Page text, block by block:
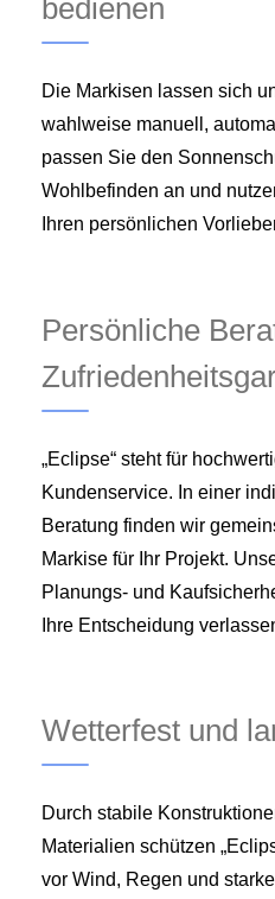
bedienen
Die Markisen lassen sich
wahlweise manuell,
passen Sie den
Wohlbefinden an und
Ihren persönlichen
Persönliche
„Eclipse“ steht für
Kundenservice. In einer
Beratung finden wir
Markise für Ihr Projekt.
Planungs- und
Ihre Entscheidung
Wetterfest und
Durch stabile
Materialien schützen
vor Wind, Regen und